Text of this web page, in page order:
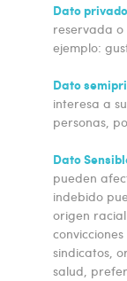
Dato
reservada o
ejemplo:
Dato
interesa a
personas,
Dato
pueden
indebido
origen
sindicatos,
salud,